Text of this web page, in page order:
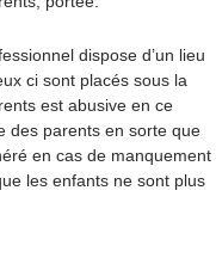
dispose d’un lieu
ci sont placés sous la
est abusive en ce
des parents en sorte que
en cas de manquement
les enfants ne sont plus